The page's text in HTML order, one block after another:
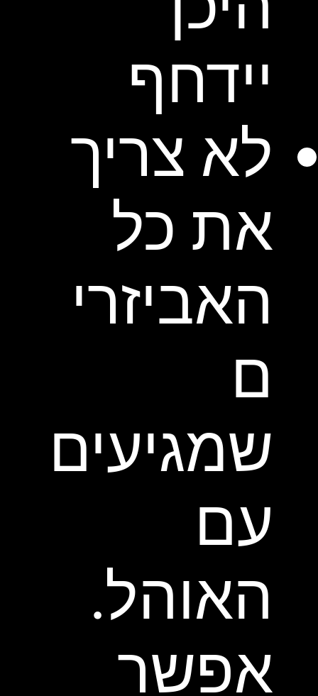
יידחף
לא צריך
את כל
האביזרי
ם
שמגיעים
עם
האוהל.
אפשר